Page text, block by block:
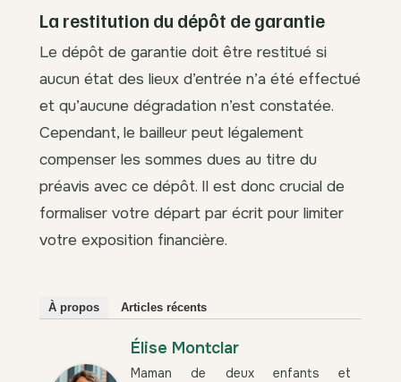
La restitution du dépôt de garantie
Le dépôt de garantie doit être restitué si
aucun état des lieux d’entrée n’a été effectué
et qu’aucune dégradation n’est constatée.
Cependant, le bailleur peut légalement
compenser les sommes dues au titre du
préavis avec ce dépôt. Il est donc crucial de
formaliser votre départ par écrit pour limiter
votre exposition financière.
À propos Articles récents
Élise Montclar
Maman de deux enfants et